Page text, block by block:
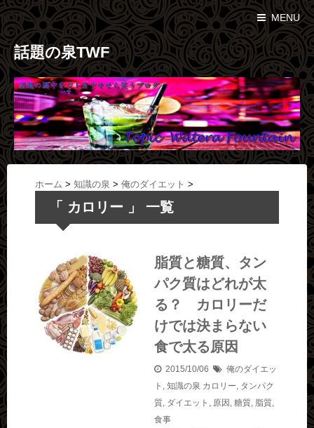
MENU
話題の泉TWF
ホーム > 知識の泉 > 俺のダイエット >
「 カロリー 」 一覧
脂質と糖質、タン
パク質はどれが太
る？ カロリーだ
けでは決まらない
食で太る原因
2015/10/06
俺のダイエッ
ト , 知識の泉 カロリー, タンパク
質, ダイエット , 原因 , 糖質, 脂質,
食事